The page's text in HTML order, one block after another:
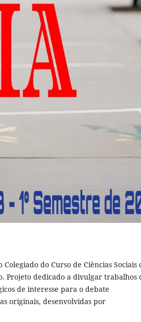
do Curso de Ciências Sociais
Projeto dedicado a divulgar trabalhos
de interesse para o debate
originais, desenvolvidas por